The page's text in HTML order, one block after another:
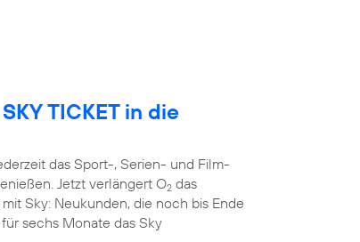
TICKET in die
das Sport-, Serien- und Film-
Jetzt verlängert O2 das
Sky: Neukunden, die noch bis Ende
sechs Monate das Sky